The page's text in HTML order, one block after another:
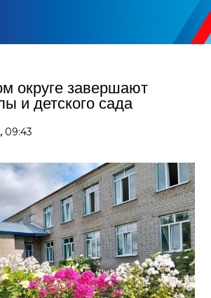
округе завершают
и детского сада
09:43